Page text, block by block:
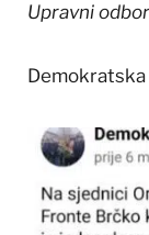
Upravni odbor